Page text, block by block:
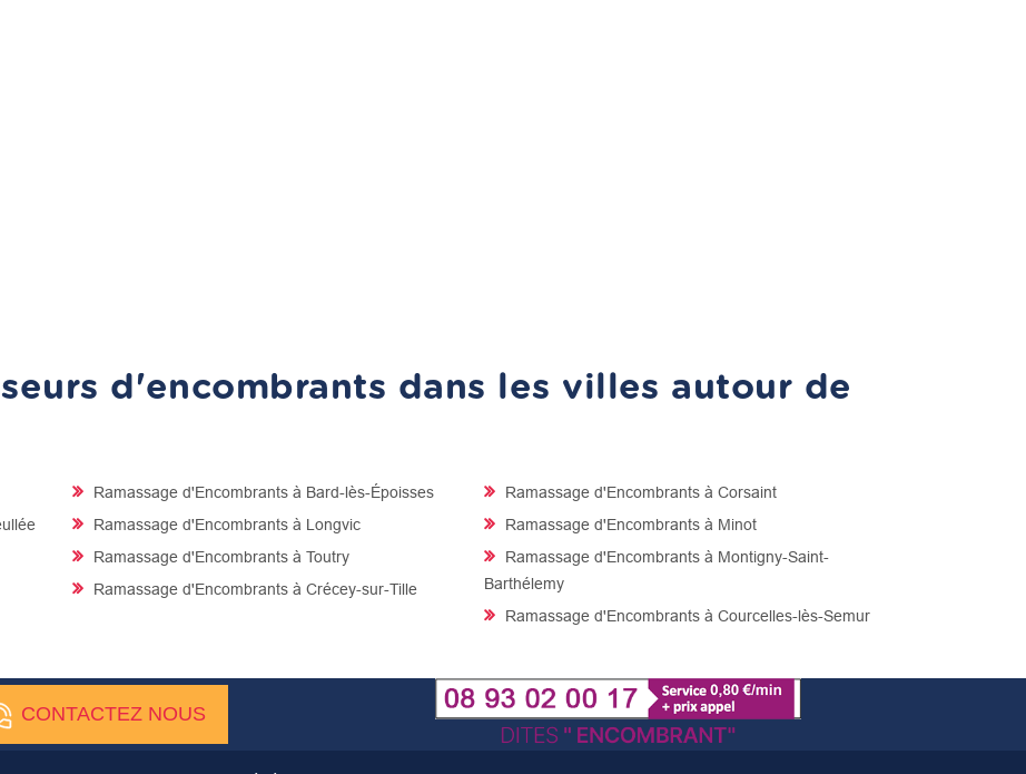
d'encombrants dans les villes autour de
Ramassage d'Encombrants à Bard-lès-Époisses
Ramassage d'Encombrants à Longvic
Ramassage d'Encombrants à Toutry
Ramassage d'Encombrants à Crécey-sur-Tille
Ramassage d'Encombrants à Corsaint
Ramassage d'Encombrants à Minot
Ramassage d'Encombrants à Montigny-Saint-
Barthélemy
Ramassage d'Encombrants à Courcelles-lès-Semur
CONTACTEZ NOUS